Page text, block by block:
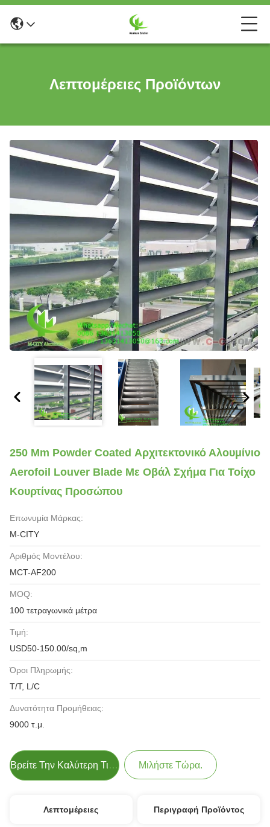
Λεπτομέρειες Προϊόντων
250 Mm Powder Coated Αρχιτεκτονικό Αλουμίνιο
Aerofoil Louver Blade Με Οβάλ Σχήμα Για Τοίχο
Κουρτίνας Προσώπου
Επωνυμία Μάρκας:
M-CITY
Αριθμός Μοντέλου:
MCT-AF200
MOQ:
100 τετραγωνικά μέτρα
Τιμή:
USD50-150.00/sq,m
Όροι Πληρωμής:
T/T, L/C
Δυνατότητα Προμήθειας:
9000 τ.μ.
Βρείτε Την Καλύτερη Τιμή Μιλήστε Τώρα.
Λεπτομέρειες Περιγραφή Προϊόντος